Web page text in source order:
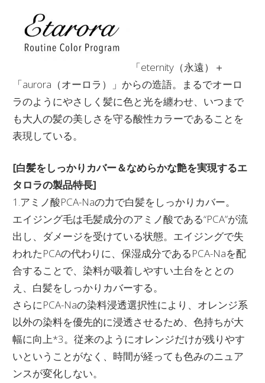
「eternity（永遠）＋
「aurora（オーロラ）」からの造語。まるでオーロ
ラのようにやさしく髪に色と光を纏わせ、いつまで
も大人の髪の美しさを守る酸性カラーであることを
表現している。
[白髪をしっかりカバー＆なめらかな艶を実現するエ
タロラの製品特長]
1.アミノ酸PCA-Naの力で白髪をしっかりカバー。
エイジング毛は毛髪成分のアミノ酸である“PCA”が流
出し、ダメージを受けている状態。エイジングで失
われたPCAの代わりに、保湿成分であるPCA-Naを配
合することで、染料が吸着しやすい土台をととの
え、白髪をしっかりカバーする。
さらにPCA-Naの染料浸透選択性により、オレンジ系
以外の染料を優先的に浸透させるため、色持ちが大
幅に向上*3。従来のようにオレンジだけが残りやす
いということがなく、時間が経っても色みのニュア
ンスが変化しない。